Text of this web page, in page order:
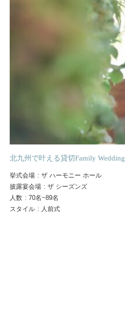
北九州で叶える貸切Family Wedding
挙式会場 : ザ ハーモニー ホール
披露宴会場 : ザ シーズンズ
人数 : 70名~89名
スタイル : 人前式